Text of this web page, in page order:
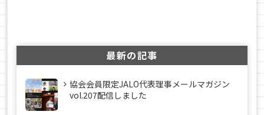
最新の記事
協会会員限定JALO代表理事メールマガジン
vol.207配信しました